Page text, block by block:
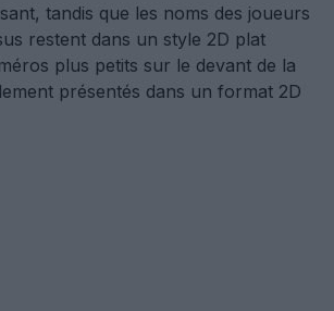
tandis que les noms des joueurs
restent dans un style 2D plat
plus petits sur le devant de la
présentés dans un format 2D